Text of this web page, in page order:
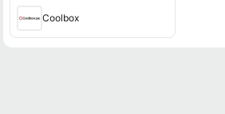
Coolbox